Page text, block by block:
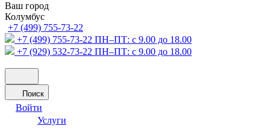
Ваш город
Колумбус
+7 (499) 755-73-22
+7 (499) 755-73-22 ПН–ПТ: с 9.00 до 18.00
+7 (929) 532-73-22 ПН–ПТ: с 9.00 до 18.00
Поиск
Войти
Услуги